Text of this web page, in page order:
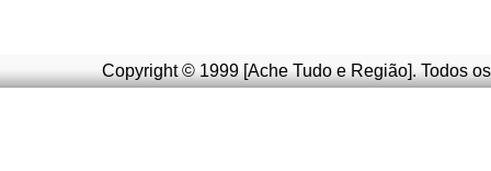
Copyright © 1999 [Ache Tudo e Região]. Todos